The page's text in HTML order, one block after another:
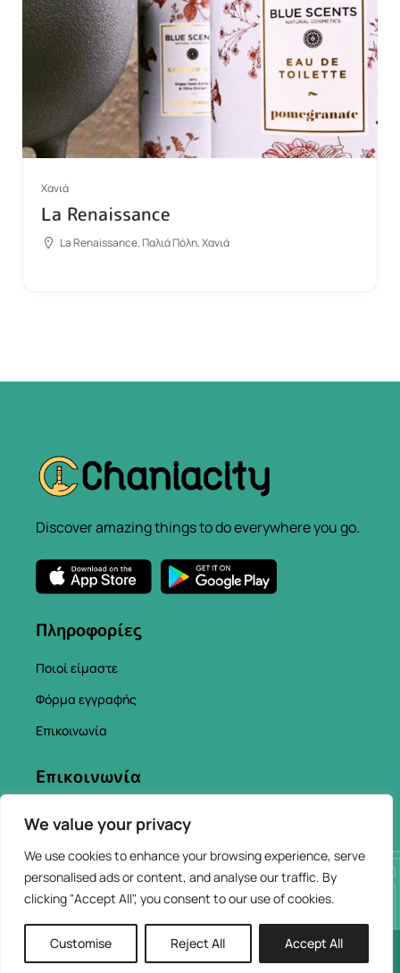
We value your privacy
We use cookies to enhance your browsing experience, serve
personalised ads or content, and analyse our traffic. By
clicking "Accept All", you consent to our use of cookies.
Customise Reject All Accept All
Χανιά
La Renaissance
La Renaissance, Παλιά Πόλη, Χανιά
Discover amazing things to do everywhere you go.
Πληροφορίες
Ποιοί είμαστε
Φόρμα εγγραφής
Επικοινωνία
Επικοινωνία
info@chaniacityapp.gr
2026 © ChaniaCity
Web Design & Development byAppHUB